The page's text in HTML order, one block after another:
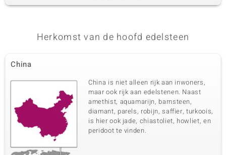
Herkomst van de hoofd edelsteen
China
China is niet alleen rijk aan inwoners,
maar ook rijk aan edelstenen. Naast
amethist, aquamarijn, barnsteen,
diamant, parels, robijn, saffier, turkoois,
is hier ook jade, chiastoliet, howliet, en
peridoot te vinden.